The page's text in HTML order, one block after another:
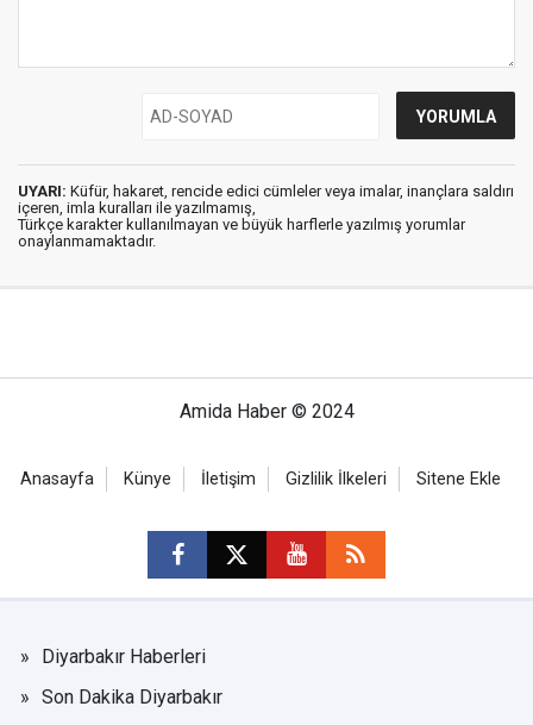
UYARI: Küfür, hakaret, rencide edici cümleler veya imalar, inançlara saldırı
içeren, imla kuralları ile yazılmamış,
Türkçe karakter kullanılmayan ve büyük harflerle yazılmış yorumlar
onaylanmamaktadır.
Amida Haber © 2024
Anasayfa Künye İletişim Gizlilik İlkeleri Sitene Ekle
Diyarbakır Haberleri
Son Dakika Diyarbakır